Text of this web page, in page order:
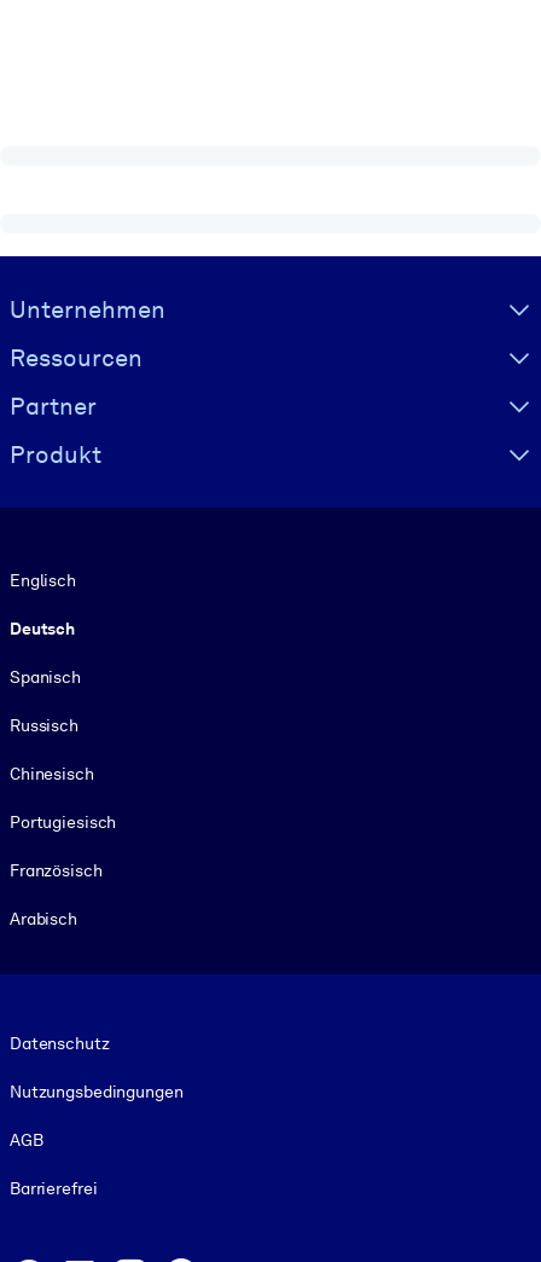
Visually hidden Text
Unternehmen
Ressourcen
Partner
Produkt
Englisch
Deutsch
Spanisch
Russisch
Chinesisch
Portugiesisch
Französisch
Arabisch
Datenschutz
Nutzungsbedingungen
AGB
Barrierefrei